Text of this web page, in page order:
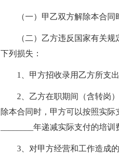
（一）甲乙双方解除本合
（二）乙方违反国家有关
下列损失：
1、甲方招收录用乙方所支出
2、乙方在职期间（含转岗
除本合同时，甲方可以按照实
________年递减实际支付的培
3、对甲方经营和工作造成